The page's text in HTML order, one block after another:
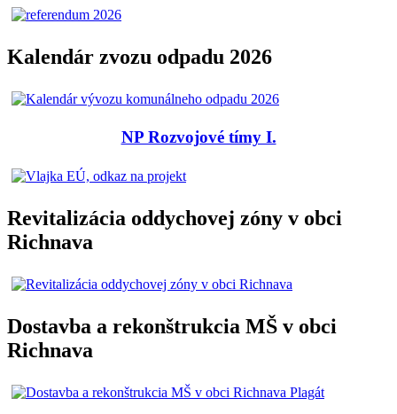
Kalendár zvozu odpadu 2026
NP Rozvojové tímy I.
Revitalizácia oddychovej zóny v obci
Richnava
Dostavba a rekonštrukcia MŠ v obci
Richnava